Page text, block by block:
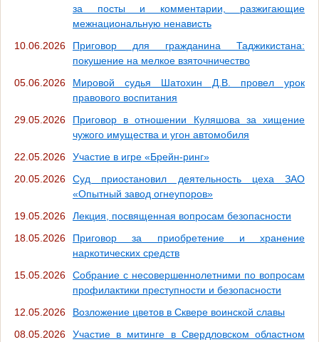
за посты и комментарии, разжигающие
межнациональную ненависть
10.06.2026
Приговор для гражданина Таджикистана:
покушение на мелкое взяточничество
05.06.2026
Мировой судья Шатохин Д.В. провел урок
правового воспитания
29.05.2026
Приговор в отношении Куляшова за хищение
чужого имущества и угон автомобиля
22.05.2026
Участие в игре «Брейн-ринг»
20.05.2026
Суд приостановил деятельность цеха ЗАО
«Опытный завод огнеупоров»
19.05.2026
Лекция, посвященная вопросам безопасности
18.05.2026
Приговор за приобретение и хранение
наркотических средств
15.05.2026
Собрание с несовершеннолетними по вопросам
профилактики преступности и безопасности
12.05.2026
Возложение цветов в Сквере воинской славы
08.05.2026
Участие в митинге в Свердловском областном